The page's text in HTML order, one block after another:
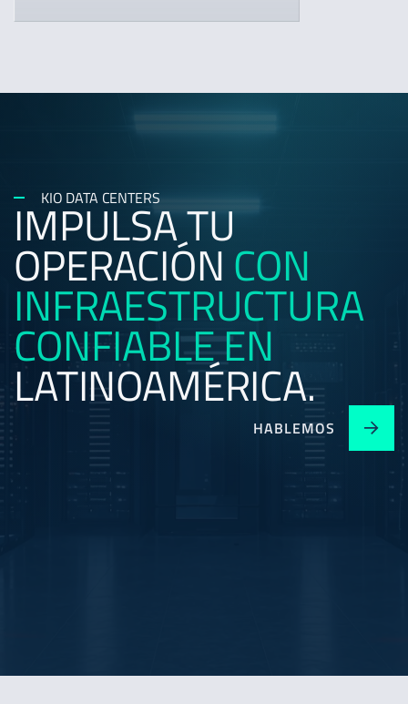
KIO DATA CENTERS
IMPULSA TU
OPERACIÓN CON
INFRAESTRUCTURA
CONFIABLEEN
LATINOAMÉRICA.
HABLEMOS